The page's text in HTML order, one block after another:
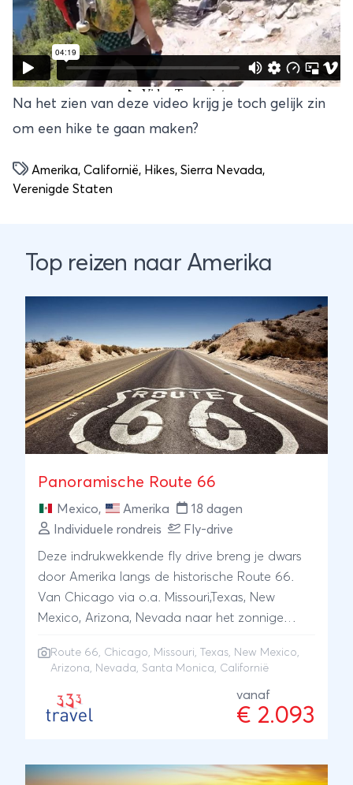
Na het zien van deze video krijg je toch gelijk zin
om een hike te gaan maken?
Amerika, Californië, Hikes, Sierra Nevada,
Verenigde Staten
Top reizen naar Amerika
Panoramische Route 66
Mexico, Amerika
18 dagen
Individuele rondreis
Fly-drive
Deze indrukwekkende fly drive breng je dwars
door Amerika langs de historische Route 66.
Van Chicago via o.a. Missouri,Texas, New
Mexico, Arizona, Nevada naar het zonnige
Route 66, Chicago, Missouri, Texas, New Mexico,
Arizona, Nevada, Santa Monica, Californië
vanaf
€ 2.093